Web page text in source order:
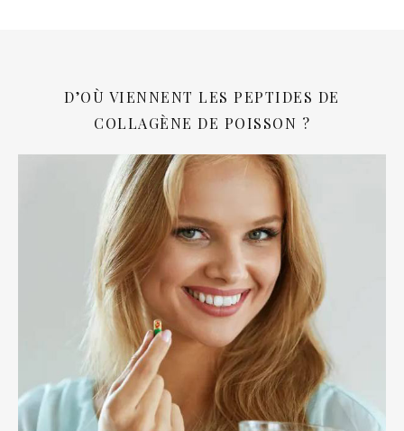
D’OÙ VIENNENT LES PEPTIDES DE
COLLAGÈNE DE POISSON ?